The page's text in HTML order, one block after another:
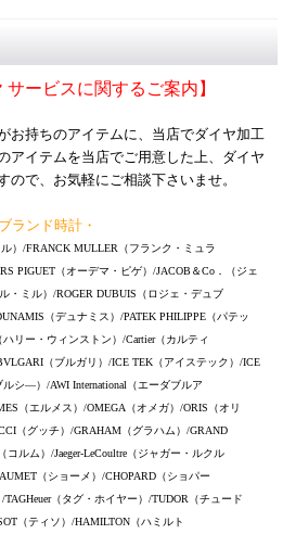
サービスに関するご案内】
お持ちのアイテムに、当店でダイヤ加工
アイテムを当店でご用意した上、ダイヤ
ので、お気軽にご相談下さいませ。
ランド時計・
）/FRANCK MULLER（フランク・ミュラ
PIGUET（オーデマ・ピゲ）/JACOB＆Co．（ジェ
・ミル）/ROGER DUBUIS（ロジェ・デュブ
（デュナミス）/PATEK PHILIPPE（パテッ
リー・ウィンストン）/Cartier（カルティ
（ブルガリ）/ICE TEK（アイステック）/ICE
シ―）/AWI International（エーダブルア
（エルメス）/OMEGA（オメガ）/ORIS（オリ
（グッチ）/GRAHAM（グラハム）/GRAND
ルム）/Jaeger-LeCoultre（ジャガー・ルクル
（ショーメ）/CHOPARD（ショパー
（タグ・ホイヤー）/TUDOR（チュード
（ティソ）/HAMILTON（ハミルト